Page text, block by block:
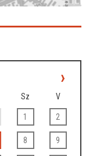
›
Sz V
1 2
8 9